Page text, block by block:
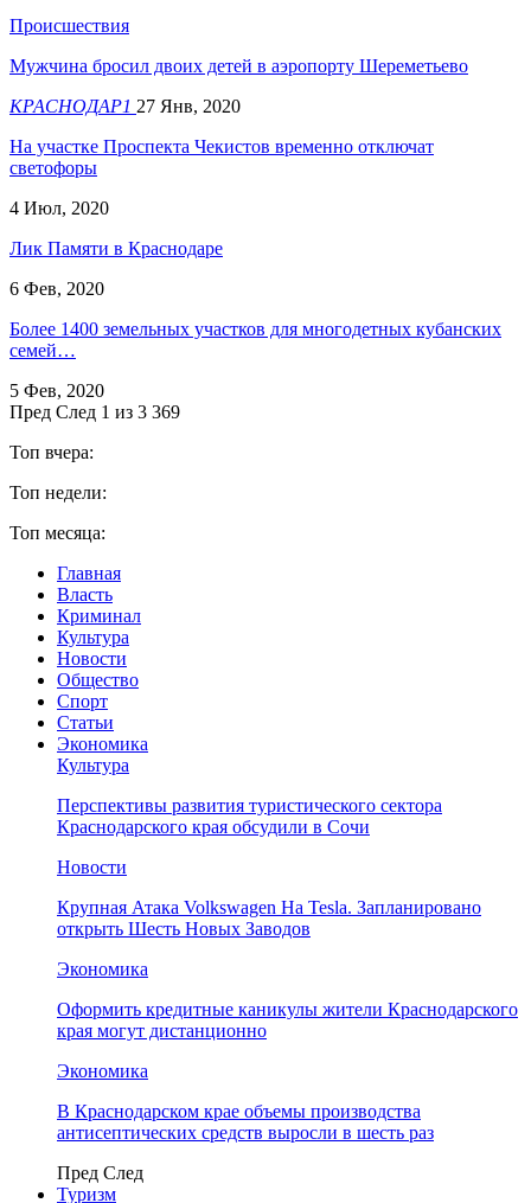
Происшествия
Мужчина бросил двоих детей в аэропорту Шереметьево
КРАСНОДАР1 27 Янв, 2020
На участке Проспекта Чекистов временно отключат
светофоры
4 Июл, 2020
Лик Памяти в Краснодаре
6 Фев, 2020
Более 1400 земельных участков для многодетных кубанских
семей…
5 Фев, 2020
Пред След 1 из 3 369
Топ вчера:
Топ недели:
Топ месяца:
Главная
Власть
Криминал
Культура
Новости
Общество
Спорт
Статьи
Экономика
Культура
Перспективы развития туристического сектора
Краснодарского края обсудили в Сочи
Новости
Крупная Атака Volkswagen На Tesla. Запланировано
открыть Шесть Новых Заводов
Экономика
Оформить кредитные каникулы жители Краснодарского
края могут дистанционно
Экономика
В Краснодарском крае объемы производства
антисептических средств выросли в шесть раз
Пред След
Туризм